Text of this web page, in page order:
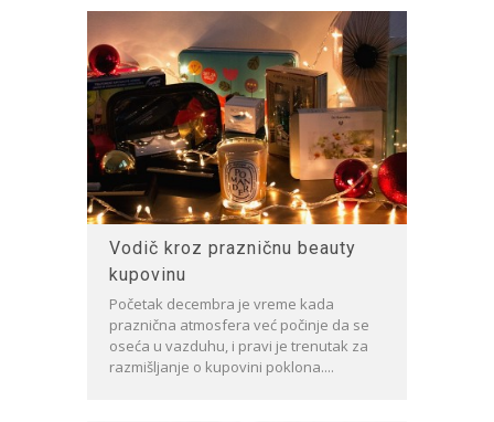
Vodič kroz prazničnu beauty
kupovinu
Početak decembra je vreme kada
praznična atmosfera već počinje da se
oseća u vazduhu, i pravi je trenutak za
razmišljanje o kupovini poklona....